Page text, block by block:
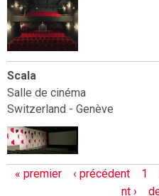
Scala
Salle de cinéma
Switzerland - Genève
P« premier ‹ précédent 1
nt ›